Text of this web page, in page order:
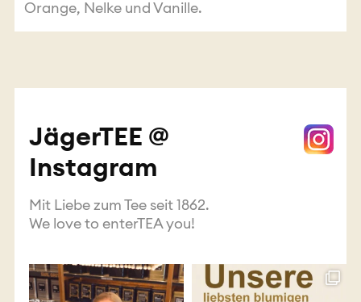
Orange, Nelke und Vanille.
JägerTEE @
Instagram
Mit Liebe zum Tee seit 1862.
We love to enterTEA you!